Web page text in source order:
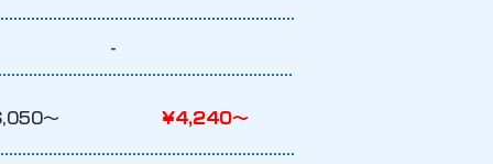
-
～ ¥4,240～